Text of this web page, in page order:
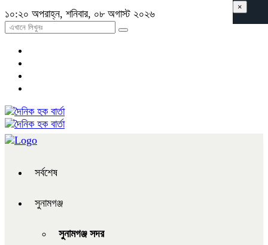
১০:২০ অপরাহ্ন, শনিবার, ০৮ অগাস্ট ২০২৬
সর্বশেষ
সুনামগঞ্জ
সুনামগঞ্জ সদর
×